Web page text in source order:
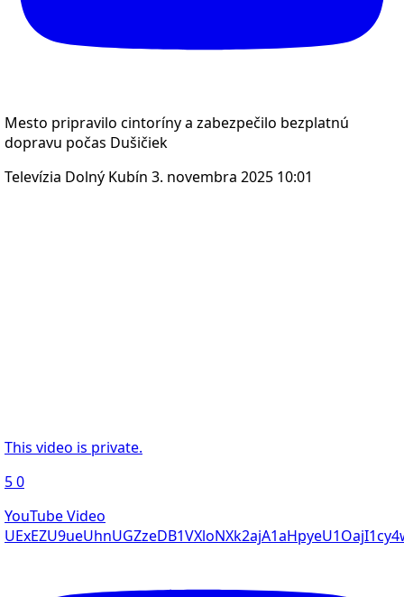
Mesto pripravilo cintoríny a zabezpečilo bezplatnú
dopravu počas Dušičiek
Televízia Dolný Kubín 3. novembra 2025 10:01
This video is private.
50
YouTube Video